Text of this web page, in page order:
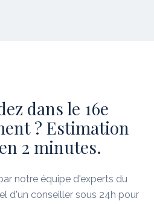
dans le 16e
? Estimation
2 minutes.
notre équipe d'experts du
d'un conseiller sous 24h pour